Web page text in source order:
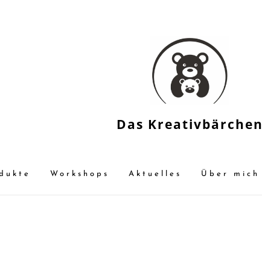
Das Kreativbärchen
Workshops Aktuelles Über mich